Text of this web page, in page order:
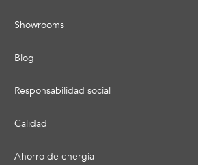
Showrooms
Blog
Responsabilidad social
Calidad
Ahorro de energía